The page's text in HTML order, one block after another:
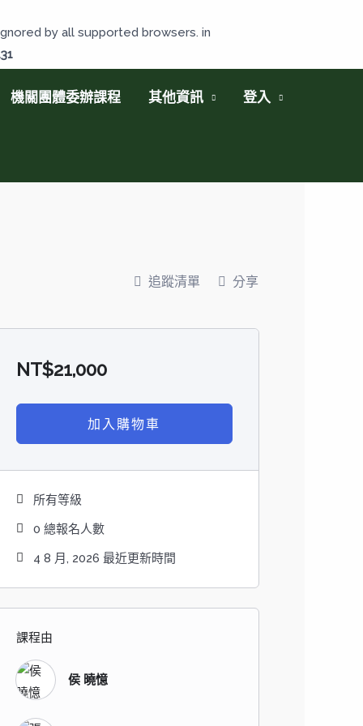
by all supported browsers. in
機關團體委辦課程 其他資訊 登入
追蹤清單 分享
NT$21,000
加入購物車
所有等級
0 總報名人數
4 8 月, 2026 最近更新時間
課程由
侯 曉憶